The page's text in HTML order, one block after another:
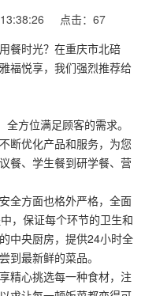
点击： 67
餐时光？在重庆市北碚
福悦享，我们强烈推荐给
方位满足顾客的需求。
断优化产品和服务，为您
餐、学生餐到研学餐、营
全方面也格外严格，全面
，保证每个环节的卫生和
中央厨房，提供24小时全
到最新鲜的菜品。
精心挑选每一种食材，注